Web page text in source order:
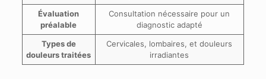
Évaluation
préalable
Consultation nécessaire pour un
diagnostic adapté
Types de
douleurs traitées
Cervicales, lombaires, et douleurs
irradiantes